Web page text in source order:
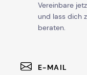
Vereinbare
und lass dich
beraten.
E-MAIL